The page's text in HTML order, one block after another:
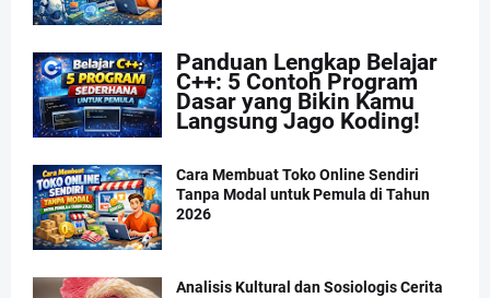
Panduan Lengkap Belajar
C++: 5 Contoh Program
Dasar yang Bikin Kamu
Langsung Jago Koding!
Cara Membuat Toko Online Sendiri
Tanpa Modal untuk Pemula di Tahun
2026
Analisis Kultural dan Sosiologis Cerita